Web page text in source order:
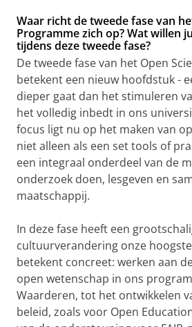
Waar richt de tweede fase van
Programme zich op? Wat willen
tijdens deze tweede fase?
De tweede fase van het Open
betekent een nieuw hoofdstuk -
dieper gaat dan het stimuleren
het volledig inbedt in ons
focus ligt nu op het maken van
niet alleen als een set tools of
een integraal onderdeel van de
onderzoek doen, lesgeven en
maatschappij.
In deze fase heeft een
cultuurverandering onze
betekent concreet: werken aan
open wetenschap in ons
Waarderen, tot het ontwikkelen
beleid, zoals voor Open